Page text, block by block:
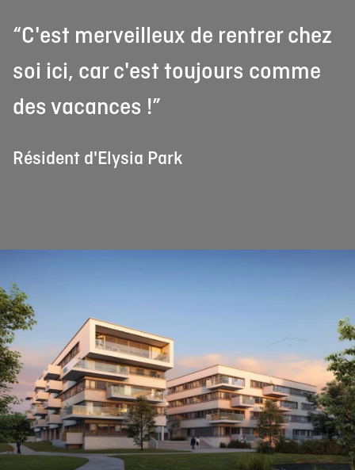
“C'est merveilleux de rentrer chez
soi ici, car c'est toujours comme
des vacances !”
Résident d'Elysia Park